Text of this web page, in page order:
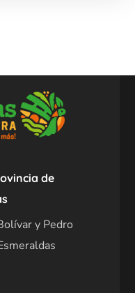
de
y Pedro